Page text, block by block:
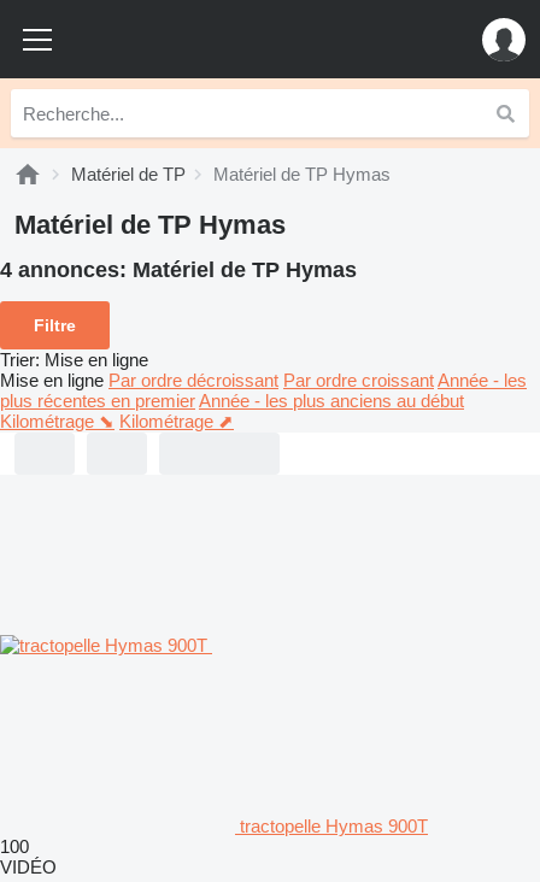
Matériel de TP Matériel de TP Hymas
Matériel de TP Hymas
4 annonces: Matériel de TP Hymas
Filtre
Trier: Mise en ligne
Mise en ligne Par ordre décroissant Par ordre croissantAnnée - les
plus récentes en premierAnnée - les plus anciens au début
Kilométrage ⬊ Kilométrage ⬈
tractopelle Hymas 900T
100
VIDÉO